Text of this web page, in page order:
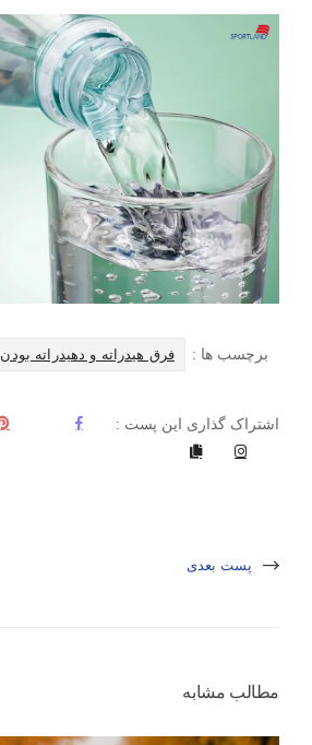
برچسب ها : فرق هيدراته و دهيدراته بودن
اشتراک گذاری این پست :
پست بعدی
مطالب مشابه